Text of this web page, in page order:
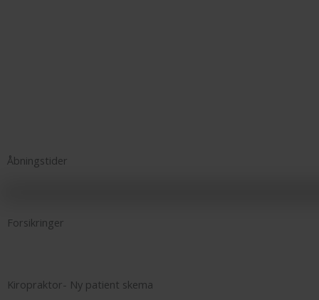
Åbningstider
Forsikringer
Kiropraktor- Ny patient skema